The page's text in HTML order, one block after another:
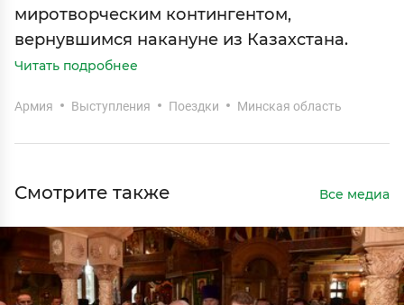
миротворческим контингентом,
вернувшимся накануне из Казахстана.
Читать подробнее
Армия Выступления Поездки Минская область
Смотрите также Все медиа